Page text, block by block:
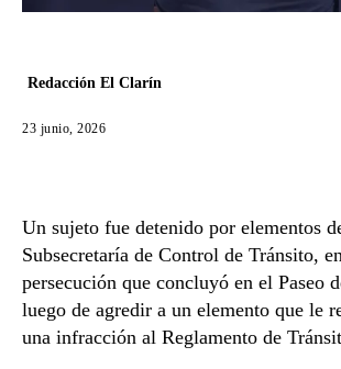
Redacción El Clarín
23 junio, 2026
Un sujeto fue detenido por elementos
Subsecretaría de Control de Tránsito,
persecución que concluyó en el Paseo
luego de agredir a un elemento que le
una infracción al Reglamento de